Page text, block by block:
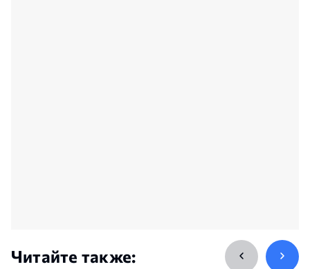
Читайте также: